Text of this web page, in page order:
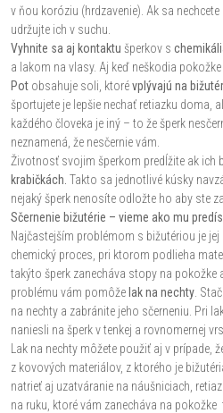
v ňou koróziu (hrdzavenie). Ak sa
udržujte ich v suchu.
Vyhnite sa aj kontaktu šperkov s
a lakom na vlasy. Aj keď neškodia
Pot obsahuje soli, ktorévplývajú na
športujete je lepšie nechať retiazku doma,
každého človeka je iný – to že šperk
neznamená, že nesčernie vám.
Životnosť svojim šperkom predĺžite ak ich
krabičkách. Takto sa jednotlivé kúsky
nejaký šperk nenosíte odložte ho aby ste
Sčernenie bižutérie – vieme ako mu
Najčastejším problémom s bižutériou je jej
chemický proces, pri ktorom podlieha
takýto šperk zanecháva stopy na
problému vám pomôže lak na nechty .
na nechty a zabránite jeho sčerneniu. Pri
naniesli na šperk v tenkej a rovnomernej
Lak na nechty môžete použiť aj v prípade,
z kovových materiálov, z ktorého je
natrieť aj uzatváranie na náušniciach,
na ruku, ktoré vám zanecháva na